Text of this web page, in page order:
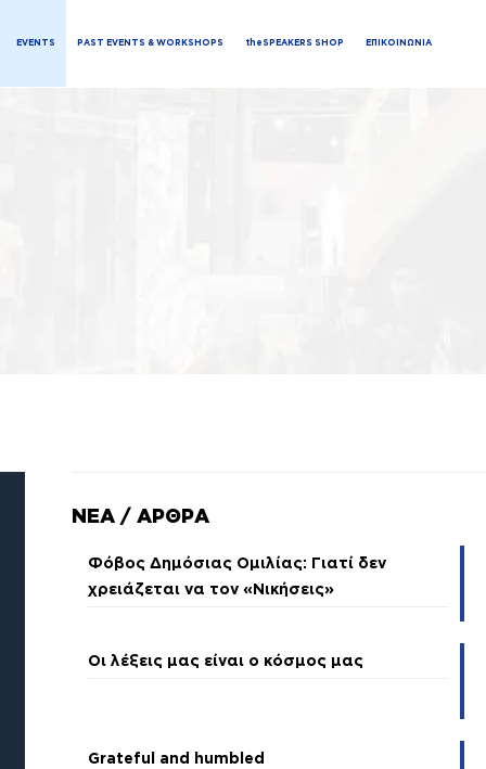
EVENTS PAST EVENTS & WORKSHOPS theSPEAKERS SHOP ΕΠΙΚΟΙΝΩΝΙΑ
ΝΕΑ / ΑΡΘΡΑ
Φόβος Δημόσιας Ομιλίας: Γιατί δεν
χρειάζεται να τον «Νικήσεις»
Οι λέξεις μας είναι ο κόσμος μας
Grateful and humbled